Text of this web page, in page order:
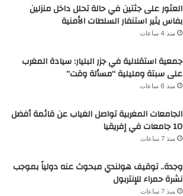
العثور على جثتين في حالة تحلل داخل منزلين
بفاس يثير استنفار السلطات الأمنية
منذ 4 ساعات
جمعية استقلالية في جزر البليار: سيادة المغرب
على سبتة ومليلية “مسألة وقت”
منذ 6 ساعات
الجامعات المغربية تواصل الغياب عن قائمة أفضل
10 جامعات في إفريقيا
منذ 7 ساعات
وجدة.. توقيف هولندي مبحوث عنه دولياً بموجب
نشرة حمراء للإنتربول
منذ 7 ساعات